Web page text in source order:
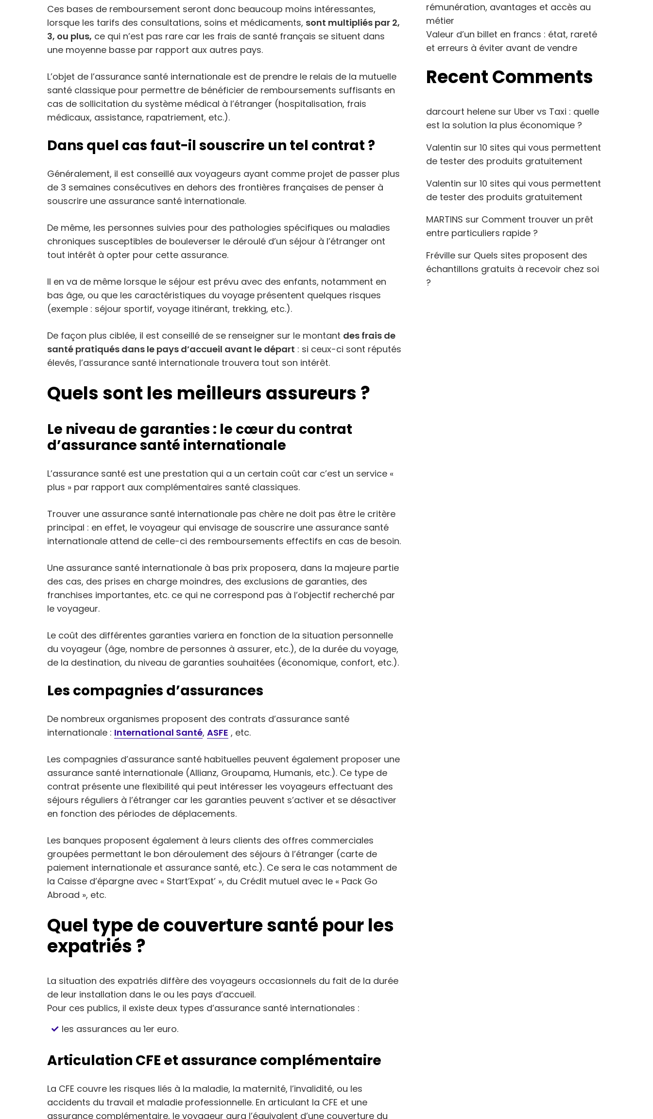
Ces bases de remboursement seront donc beaucoup moins intéressantes,
lorsque les tarifs des consultations, soins et médicaments, sont multipliés par 2,
3, ou plus, ce qui n’est pas rare car les frais de santé français se situent dans
une moyenne basse par rapport aux autres pays.
L’objet de l’assurance santé internationale est de prendre le relais de la mutuelle
santé classique pour permettre de bénéficier de remboursements suffisants en
cas de sollicitation du système médical à l’étranger (hospitalisation, frais
médicaux, assistance, rapatriement, etc.).
Dans quel cas faut-il souscrire un tel contrat ?
Généralement, il est conseillé aux voyageurs ayant comme projet de passer plus
de 3 semaines consécutives en dehors des frontières françaises de penser à
souscrire une assurance santé internationale.
De même, les personnes suivies pour des pathologies spécifiques ou maladies
chroniques susceptibles de bouleverser le déroulé d’un séjour à l’étranger ont
tout intérêt à opter pour cette assurance.
Il en va de même lorsque le séjour est prévu avec des enfants, notamment en
bas âge, ou que les caractéristiques du voyage présentent quelques risques
(exemple : séjour sportif, voyage itinérant, trekking, etc.).
De façon plus ciblée, il est conseillé de se renseigner sur le montant des frais de
santé pratiqués dans le pays d’accueil avant le départ : si ceux-ci sont réputés
élevés, l’assurance santé internationale trouvera tout son intérêt.
Quels sont les meilleurs assureurs ?
Le niveau de garanties : le cœur du contrat
d’assurance santé internationale
L’assurance santé est une prestation qui a un certain coût car c’est un service «
plus » par rapport aux complémentaires santé classiques.
Trouver une assurance santé internationale pas chère ne doit pas être le critère
principal : en effet, le voyageur qui envisage de souscrire une assurance santé
internationale attend de celle-ci des remboursements effectifs en cas de besoin.
Une assurance santé internationale à bas prix proposera, dans la majeure partie
des cas, des prises en charge moindres, des exclusions de garanties, des
franchises importantes, etc. ce qui ne correspond pas à l’objectif recherché par
le voyageur.
Le coût des différentes garanties variera en fonction de la situation personnelle
du voyageur (âge, nombre de personnes à assurer, etc.), de la durée du voyage,
de la destination, du niveau de garanties souhaitées (économique, confort, etc.).
Les compagnies d’assurances
De nombreux organismes proposent des contrats d’assurance santé
internationale : International Santé, ASFE , etc.
Les compagnies d’assurance santé habituelles peuvent également proposer une
assurance santé internationale (Allianz, Groupama, Humanis, etc.). Ce type de
contrat présente une flexibilité qui peut intéresser les voyageurs effectuant des
séjours réguliers à l’étranger car les garanties peuvent s’activer et se désactiver
en fonction des périodes de déplacements.
Les banques proposent également à leurs clients des offres commerciales
groupées permettant le bon déroulement des séjours à l’étranger (carte de
paiement internationale et assurance santé, etc.). Ce sera le cas notamment de
la Caisse d’épargne avec « Start’Expat’ », du Crédit mutuel avec le « Pack Go
Abroad », etc.
Quel type de couverture santé pour les
expatriés ?
La situation des expatriés diffère des voyageurs occasionnels du fait de la durée
de leur installation dans le ou les pays d’accueil.
Pour ces publics, il existe deux types d’assurance santé internationales :
les assurances au 1er euro.
Articulation CFE et assurance complémentaire
La CFE couvre les risques liés à la maladie, la maternité, l’invalidité, ou les
accidents du travail et maladie professionnelle. En articulant la CFE et une
assurance complémentaire, le voyageur aura l’équivalent d’une couverture du
rémunération, avantages et accès au
métier
Valeur d’un billet en francs : état, rareté
et erreurs à éviter avant de vendre
Recent Comments
darcourt helene sur Uber vs Taxi : quelle
est la solution la plus économique ?
Valentin sur 10 sites qui vous permettent
de tester des produits gratuitement
Valentin sur 10 sites qui vous permettent
de tester des produits gratuitement
MARTINS sur Comment trouver un prêt
entre particuliers rapide ?
Fréville sur Quels sites proposent des
échantillons gratuits à recevoir chez soi
?